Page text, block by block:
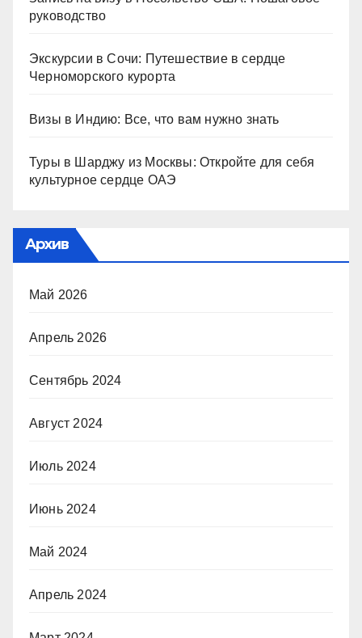
руководство
Экскурсии в Сочи: Путешествие в сердце
Черноморского курорта
Визы в Индию: Все, что вам нужно знать
Туры в Шарджу из Москвы: Откройте для себя
культурное сердце ОАЭ
Архив
Май 2026
Апрель 2026
Сентябрь 2024
Август 2024
Июль 2024
Июнь 2024
Май 2024
Апрель 2024